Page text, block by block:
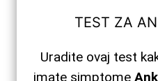
TEST ZA
Uradite ovaj test
imate simptome